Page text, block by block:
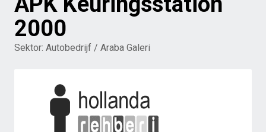
2000
Sektor: Autobedrijf / Araba Galeri